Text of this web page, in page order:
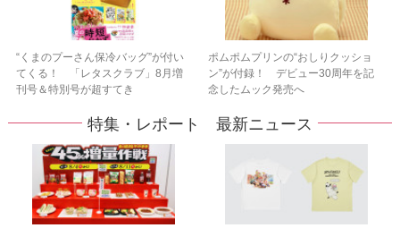
“くまのプーさん保冷バッグ”が付い
てくる！ 「レタスクラブ」8月増
刊号＆特別号が超すてき
ポムポムプリンの“おしりクッショ
ン”が付録！ デビュー30周年を記
念したムック発売へ
特集・レポート 最新ニュース